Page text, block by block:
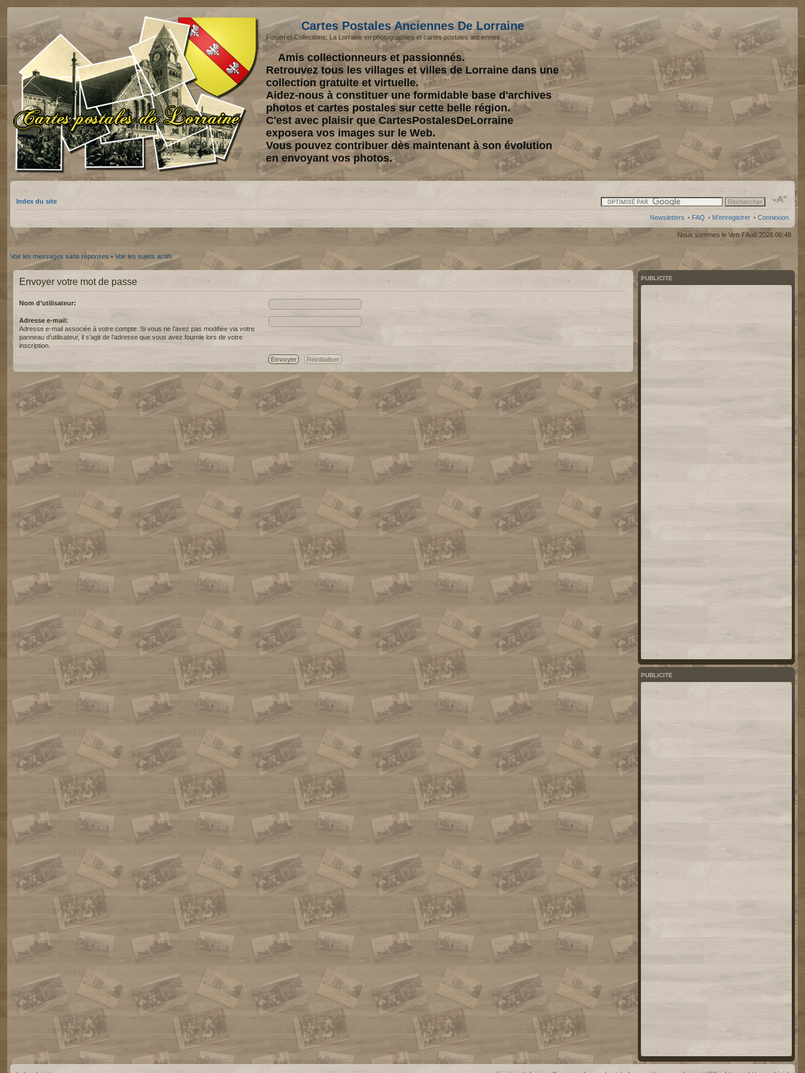
Cartes Postales Anciennes De Lorraine
Forum et Collections: La Lorraine en photographies et cartes postales anciennes.
Amis collectionneurs et passionnés.
Retrouvez tous les villages et villes de Lorraine dans une
collection gratuite et virtuelle.
Aidez-nous à constituer une formidable base d'archives
photos et cartes postales sur cette belle région.
C'est avec plaisir que CartesPostalesDeLorraine
exposera vos images sur le Web.
Vous pouvez contribuer dès maintenant à son évolution
en envoyant vos photos.
Index du site
Newsletters • FAQ • M’enregistrer • Connexion
Nous sommes le Ven 7 Aoû 2026 00:48
Voir les messages sans réponses • Voir les sujets actifs
Envoyer votre mot de passe
Nom d’utilisateur:
Adresse e-mail:
Adresse e-mail associée à votre compte. Si vous ne l’avez pas modifiée via votre
panneau d’utilisateur, il s’agit de l’adresse que vous avez fournie lors de votre
inscription.
PUBLICITE
PUBLICITE